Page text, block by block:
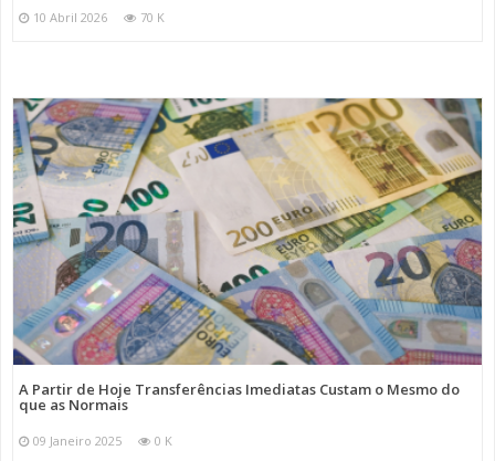
10 Abril 2026 70 K
A Partir de Hoje Transferências Imediatas Custam o Mesmo do
que as Normais
09 Janeiro 2025 0 K